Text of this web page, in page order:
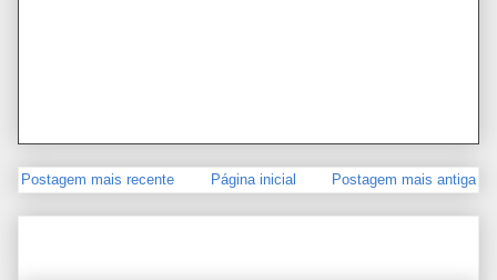
Postagem mais recente Postagem mais antiga
Página inicial